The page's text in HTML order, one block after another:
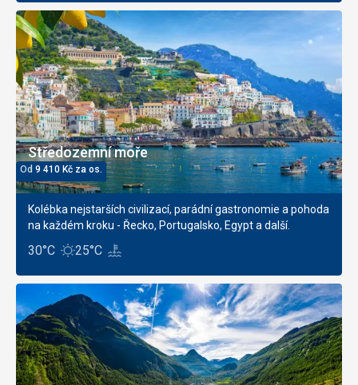
Středozemní moře
Od 9 410 Kč za os.
Kolébka nejstarších civilizací, parádní gastronomie a pohoda
na každém kroku - Řecko, Portugalsko, Egypt a další.
30°C 25°C